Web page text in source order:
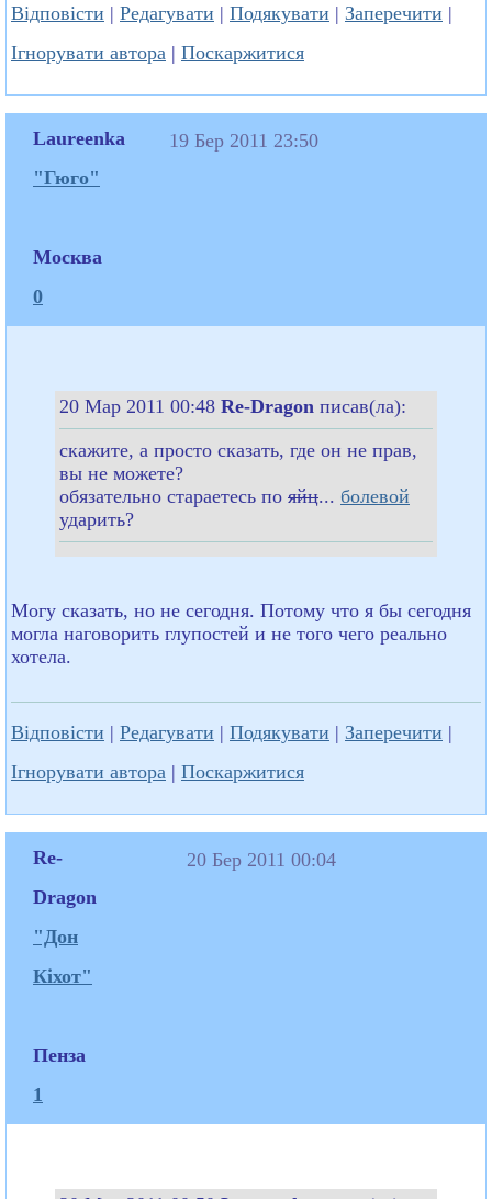
Відповісти | Редагувати | Подякувати | Заперечити |
Ігнорувати автора | Поскаржитися
Laureenka
"Гюго"
Москва
0
19 Бер 2011 23:50
20 Мар 2011 00:48 Re-Dragon писав(ла):
скажите, а просто сказать, где он не прав,
вы не можете?
обязательно стараетесь по яйц... болевой
ударить?
Могу сказать, но не сегодня. Потому что я бы сегодня
могла наговорить глупостей и не того чего реально
хотела.
Відповісти | Редагувати | Подякувати | Заперечити |
Ігнорувати автора | Поскаржитися
Re-
Dragon
"Дон
Кіхот"
Пенза
1
20 Бер 2011 00:04